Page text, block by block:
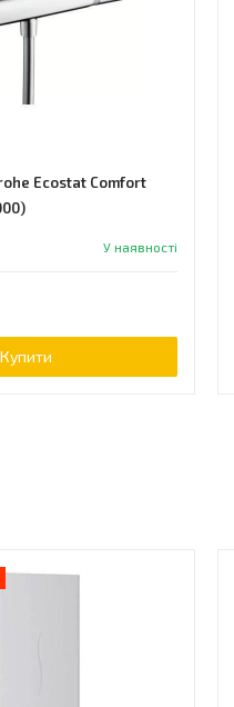
Ecostat Comfort
У наявності
Купити